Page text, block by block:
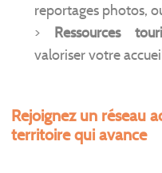
reportages photos,
> Ressources
valoriser votre
Rejoignez un réseau
territoire qui avance